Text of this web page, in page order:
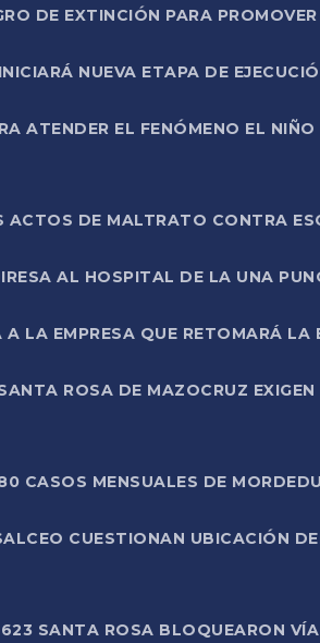
DE EXTINCIÓN PARA
NUEVA ETAPA DE
ATENDER EL FENÓMENO EL
ACTOS DE MALTRATO CONTRA
AL HOSPITAL DE LA UNA
LA EMPRESA QUE RETOMARÁ
ROSA DE MAZOCRUZ
CASOS MENSUALES DE
CUESTIONAN UBICACIÓN
SANTA ROSA BLOQUEARON